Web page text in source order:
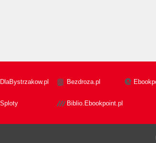
DlaBystrzakow.pl Bezdroza.pl
Sploty Biblio.Ebookpoint.pl